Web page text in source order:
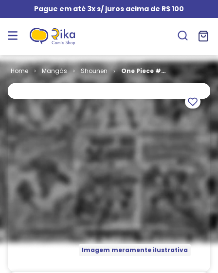
Pague em até 3x s/ juros acima de R$ 100
Mangás Shounen
One Piece #
Imagem meramente ilustrativa